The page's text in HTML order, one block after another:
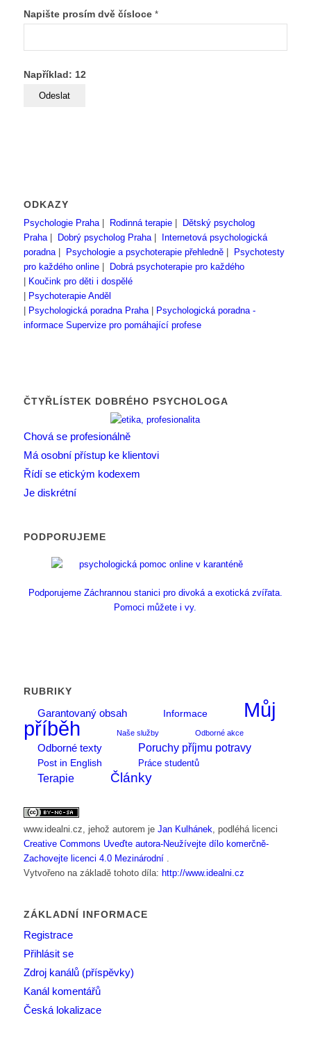
Napište prosím dvě čísloce *
Například: 12
ODKAZY
Psychologie Praha| Rodinná terapie|
Dětský psycholog
Praha| Dobrý psycholog Praha|
Internetová psychologická
poradna| Psychologie a psychoterapie přehledně|
Psychotesty
pro každého online|
Dobrá psychoterapie pro každého
Koučink pro děti i dospělé
Psychoterapie Anděl
Psychologická poradna Praha|
Psychologická poradna -
informace Supervize pro pomáhající profese
ČTYŘLÍSTEK DOBRÉHO PSYCHOLOGA
Chová se profesionálně
Má osobní přístup ke klientovi
Řídí se etickým kodexem
Je diskrétní
PODPORUJEME
Podporujeme Záchrannou stanici pro divoká a exotická zvířata.
Pomoci můžete i vy.
RUBRIKY
Garantovaný obsah
Informace
Můj
příběh
Naše služby Odborné akce
Odborné texty Poruchy příjmu potravy
Post in English Práce studentů
Terapie Články
www.idealni.cz , jehož autorem je Jan Kulhánek , podléhá licenci
Creative Commons Uveďte autora-Neužívejte dílo komerčně-
Zachovejte licenci 4.0 Mezinárodní
Vytvořeno na základě tohoto díla: http://www.idealni.cz
ZÁKLADNÍ INFORMACE
Registrace
Přihlásit se
Zdroj kanálů (příspěvky)
Kanál komentářů
Česká lokalizace